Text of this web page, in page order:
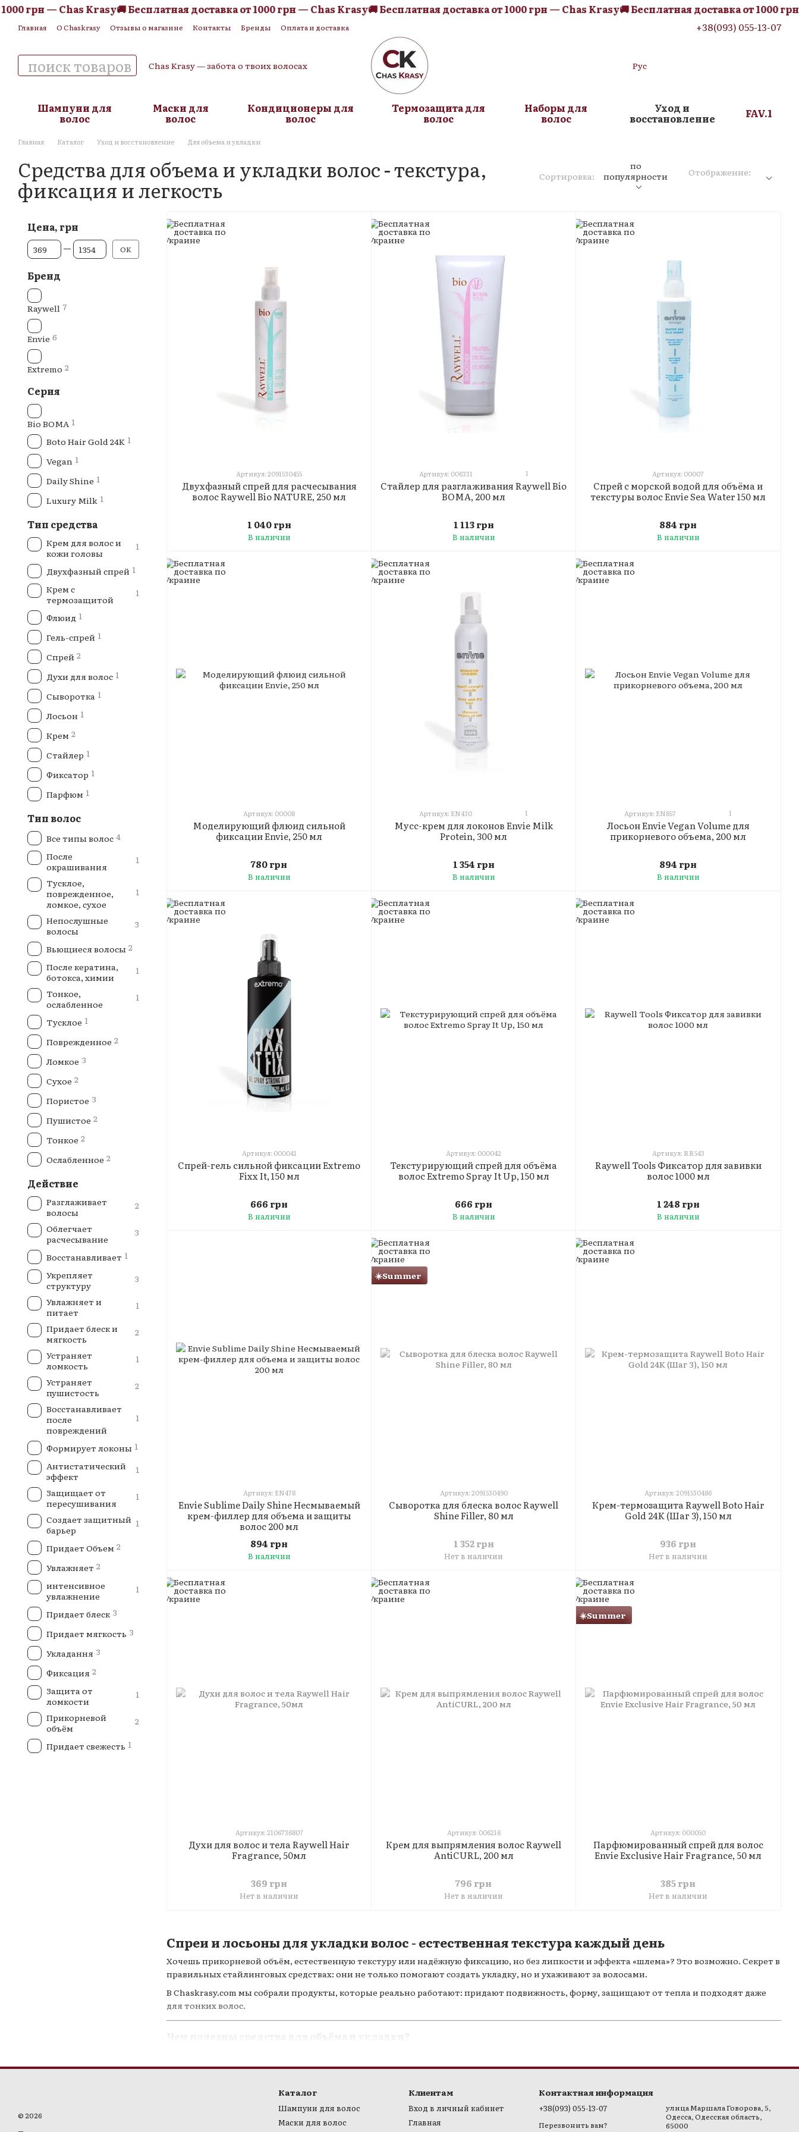
Перейти к основному контенту
— Chas Krasy🚚 Бесплатная доставка от 1000 грн — Chas Krasy🚚 Бесплатная доставка от 1000 грн — Chas Krasy🚚 Бесплатная доставка от 1000 грн —
Главная О Chaskrasy Отзывы о магазине Контакты Бренды
Оплата и доставка
+38(093) 055-13-07
Chas Krasy — забота о твоих волосах Рус
Шампуни для
волос
Маски для
волос
Кондиционеры для
волос
Термозащита для
волос
Наборы для
волос
Уход и
восстановление FAV.1
Главная Каталог Уход и восстановление Для объема и укладки
Средства для объема и укладки волос - текстура,
фиксация и легкость Сортировка:
по
популярности
Отображение:
Спреи и лосьоны для укладки волос - естественная текстура каждый день
Хочешь прикорневой объём, естественную текстуру или надёжную фиксацию, но без липкости и эффекта «шлема»? Это возможно. Секрет в
правильных стайлинговых средствах: они не только помогают создать укладку, но и ухаживают за волосами.
В Chaskrasy.com мы собрали продукты, которые реально работают: придают подвижность, форму, защищают от тепла и подходят даже
для тонких волос.
добавляют текстуру — от лёгкой волны до эффекта «messy hair»;
дают термозащиту при сушке и выпрямлении;
фиксируют форму — от лёгкой до сильной фиксации.
Артикул: 2091530455
Двухфазный спрей для расчесывания
волос Raywell Bio NATURE, 250 мл
1 040 грн
В наличии
Артикул: 006331 1
Стайлер для разглаживания Raywell Bio
BOMA, 200 мл
1 113 грн
В наличии
Артикул: 00007
Спрей с морской водой для объёма и
текстуры волос Envie Sea Water 150 мл
884 грн
В наличии
Артикул: 00008
Моделирующий флюид сильной
фиксации Envie, 250 мл
780 грн
В наличии
Артикул: EN430 1
Мусс-крем для локонов Envie Milk
Protein, 300 мл
1 354 грн
В наличии
Артикул: EN857 1
Лосьон Envie Vegan Volume для
прикорневого объема, 200 мл
894 грн
В наличии
Артикул: 000041
Спрей-гель сильной фиксации Extremo
Fixx It, 150 мл
666 грн
В наличии
Артикул: 000042
Текстурирующий спрей для объёма
волос Extremo Spray It Up, 150 мл
666 грн
В наличии
Артикул: RR543
Raywell Tools Фиксатор для завивки
волос 1000 мл
1 248 грн
В наличии
Артикул: EN478
Envie Sublime Daily Shine Несмываемый
крем-филлер для объема и защиты
волос 200 мл
894 грн
В наличии
☀️Summer
Артикул: 2091530490
Сыворотка для блеска волос Raywell
Shine Filler, 80 мл
1 352 грн
Нет в наличии
Артикул: 2091530486
Крем-термозащита Raywell Boto Hair
Gold 24K (Шаг 3), 150 мл
936 грн
Нет в наличии
Артикул: 2106736807
Духи для волос и тела Raywell Hair
Fragrance, 50мл
369 грн
Нет в наличии
Артикул: 006216
Крем для выпрямления волос Raywell
AntiCURL, 200 мл
796 грн
Нет в наличии
☀️Summer
Артикул: 000050
Парфюмированный спрей для волос
Envie Exclusive Hair Fragrance, 50 мл
385 грн
Нет в наличии
Цена, грн
От Цена, грн
До Цена, грн OK
Бренд
Raywell 7
Envie 6
Extremo 2
Серия
Bio BOMA 1
Boto Hair Gold 24K 1
Vegan 1
Daily Shine 1
Luxury Milk 1
Тип средства
Крем для волос и
кожи головы
1
Двухфазный спрей 1
Крем с
термозащитой
1
Флюид 1
Гель-спрей 1
Спрей 2
Духи для волос 1
Сыворотка 1
Лосьон 1
Крем 2
Стайлер 1
Фиксатор 1
Парфюм 1
Тип волос
Все типы волос 4
После
окрашивания
1
Тусклое,
поврежденное,
ломкое, сухое
1
Непослушные
волосы
3
Вьющиеся волосы 2
После кератина,
ботокса, химии
1
Тонкое,
ослабленное
1
Тусклое 1
Поврежденное 2
Ломкое 3
Сухое 2
Пористое 3
Пушистое 2
Тонкое 2
Ослабленное 2
Действие
Разглаживает
волосы
2
Облегчает
расчесывание
3
Восстанавливает 1
Укрепляет
структуру
3
Увлажняет и
питает
1
Придает блеск и
мягкость
2
Устраняет
ломкость
1
Устраняет
пушистость
2
Восстанавливает
после
повреждений
1
Формирует локоны 1
Антистатический
эффект
1
Защищает от
пересушивания
1
Создает защитный
барьер
1
Придает Объем 2
Увлажняет 2
интенсивное
увлажнение
1
Придает блеск 3
Придает мягкость 3
Укладання 3
Фиксация 2
Защита от
ломкости
1
Прикорневой
объём
2
Придает свежесть 1
© 2026
Каталог
Шампуни для волос
Маски для волос
Клиентам
Вход в личный кабинет
Главная
Контактная информация
+38(093) 055-13-07
Перезвонить вам?
улица Маршала Говорова, 5,
Одесса, Одесская область,
65000